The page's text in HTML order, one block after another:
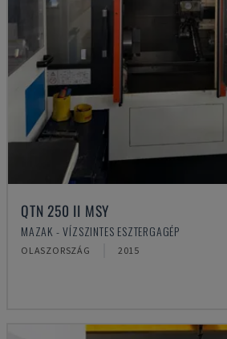
QTN 250 II MSY
MAZAK - VÍZSZINTES ESZTERGAGÉP
OLASZORSZÁG 2015